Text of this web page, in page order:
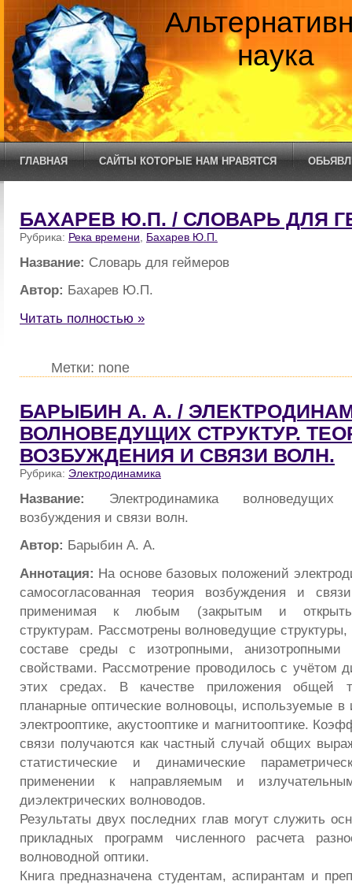
наука
ГЛАВНАЯ САЙТЫ КОТОРЫЕ НАМ НРАВЯТСЯ
БАХАРЕВ Ю.П. / СЛОВАРЬ ДЛЯ
Рубрика: Река времени Бахарев Ю.П.
Название: Словарь для геймеров
Автор: Бахарев Ю.П.
Читать полностью »
Метки: none
БАРЫБИН А. А. /
ВОЛНОВЕДУЩИХ СТРУКТУР.
ВОЗБУЖДЕНИЯ И СВЯЗИ ВОЛН.
Рубрика: Электродинамика
Название: Электродинамика
возбуждения и связи волн.
Автор: Барыбин А. А.
Аннотация: На основе базовых положений
самосогласованная теория возбуждения и
применимая к любым (закрытым и
структурам. Рассмотрены волноведущие
составе среды с изотропными, анизотропными
свойствами. Рассмотрение проводилось с учётом
этих средах. В качестве приложения общей
планарные оптические волновоцы, используемые в
электрооптике, акустооптике и магнитооптике.
связи получаются как частный случай общих
статистические и динамические
применении к направляемым и
диэлектрических волноводов.
Результаты двух последних глав могут служить
прикладных программ численного расчета
волноводной оптики.
Книга предназначена студентам, аспирантам и